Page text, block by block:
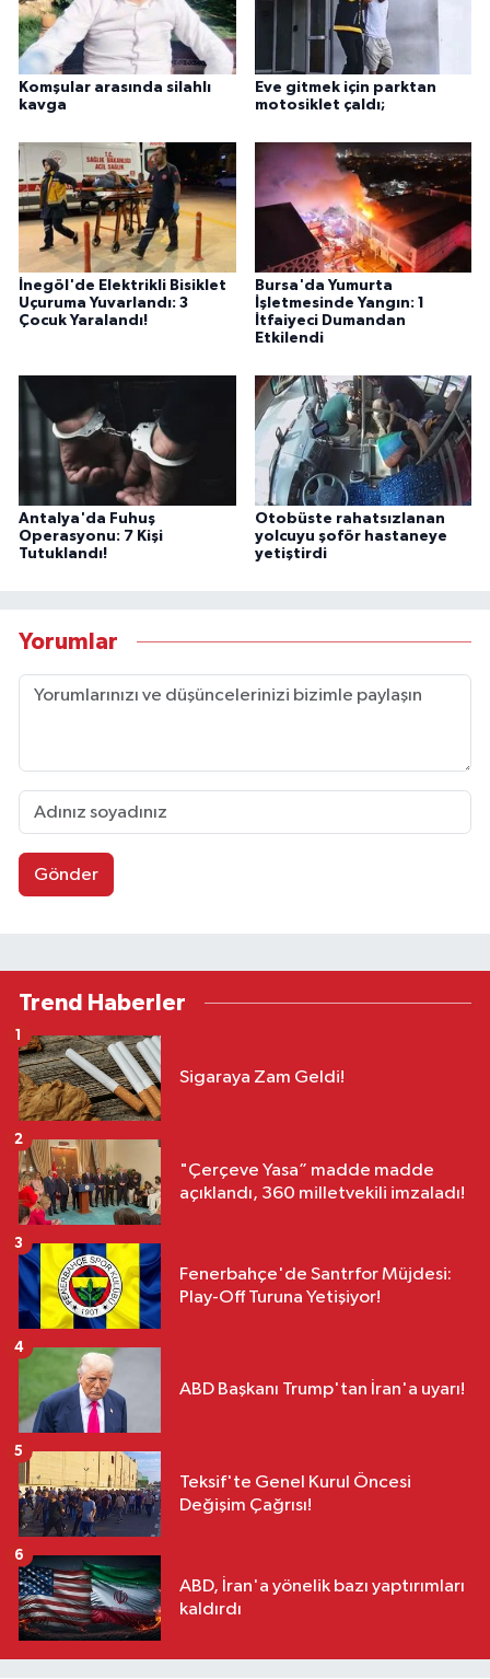
Komşular arasında silahlı
kavga
Eve gitmek için parktan
motosiklet çaldı;
İnegöl'de Elektrikli Bisiklet
Uçuruma Yuvarlandı: 3
Çocuk Yaralandı!
Bursa'da Yumurta
İşletmesinde Yangın: 1
İtfaiyeci Dumandan
Etkilendi
Antalya'da Fuhuş
Operasyonu: 7 Kişi
Tutuklandı!
Otobüste rahatsızlanan
yolcuyu şoför hastaneye
yetiştirdi
Yorumlar
Gönder
Trend Haberler
Sigaraya Zam Geldi!
1
"Çerçeve Yasa” madde madde
açıklandı, 360 milletvekili imzaladı!
2
Fenerbahçe'de Santrfor Müjdesi:
Play-Off Turuna Yetişiyor!
3
ABD Başkanı Trump'tan İran'a uyarı!
4
Teksif'te Genel Kurul Öncesi
Değişim Çağrısı!
5
ABD, İran'a yönelik bazı yaptırımları
kaldırdı
6